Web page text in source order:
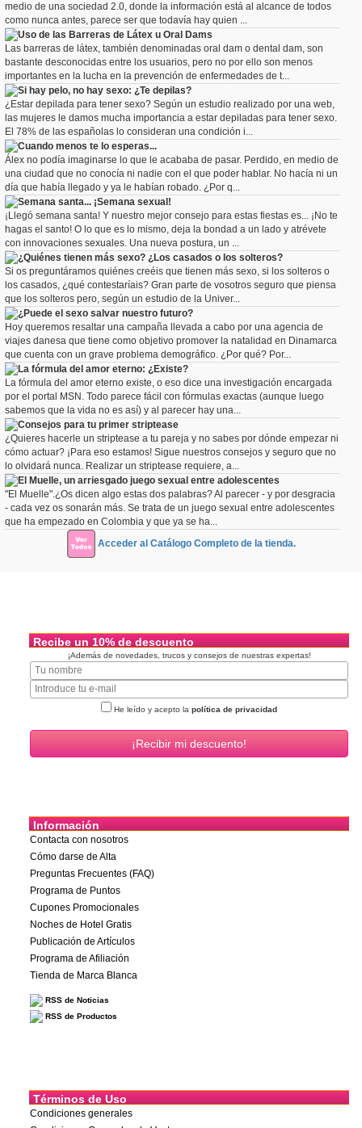
medio de una sociedad 2.0, donde la información está al alcance de todos
como nunca antes, parece ser que todavía hay quien ...
Uso de las Barreras de Látex u Oral Dams
Las barreras de látex, también denominadas oral dam o dental dam, son
bastante desconocidas entre los usuarios, pero no por ello son menos
importantes en la lucha en la prevención de enfermedades de t...
Si hay pelo, no hay sexo: ¿Te depilas?
¿Estar depilada para tener sexo? Según un estudio realizado por una web,
las mujeres le damos mucha importancia a estar depiladas para tener sexo.
El 78% de las españolas lo consideran una condición i...
Cuando menos te lo esperas...
Álex no podía imaginarse lo que le acababa de pasar. Perdido, en medio de
una ciudad que no conocía ni nadie con el que poder hablar. No hacía ni un
día que había llegado y ya le habían robado. ¿Por q...
Semana santa... ¡Semana sexual!
¡Llegó semana santa! Y nuestro mejor consejo para estas fiestas es... ¡No te
hagas el santo! O lo que es lo mismo, deja la bondad a un lado y atrévete
con innovaciones sexuales. Una nueva postura, un ...
¿Quiénes tienen más sexo? ¿Los casados o los solteros?
Si os preguntáramos quiénes creéis que tienen más sexo, si los solteros o
los casados, ¿qué contestaríais? Gran parte de vosotros seguro que piensa
que los solteros pero, según un estudio de la Univer...
¿Puede el sexo salvar nuestro futuro?
Hoy queremos resaltar una campaña llevada a cabo por una agencia de
viajes danesa que tiene como objetivo promover la natalidad en Dinamarca
que cuenta con un grave problema demográfico. ¿Por qué? Por...
La fórmula del amor eterno: ¿Existe?
La fórmula del amor eterno existe, o eso dice una investigación encargada
por el portal MSN. Todo parece fácil con fórmulas exactas (aunque luego
sabemos que la vida no es así) y al parecer hay una...
Consejos para tu primer striptease
¿Quieres hacerle un striptease a tu pareja y no sabes por dónde empezar ni
cómo actuar? ¡Para eso estamos! Sigue nuestros consejos y seguro que no
lo olvidará nunca. Realizar un striptease requiere, a...
El Muelle, un arriesgado juego sexual entre adolescentes
"El Muelle".¿Os dicen algo estas dos palabras? Al parecer - y por desgracia
- cada vez os sonarán más. Se trata de un juego sexual entre adolescentes
que ha empezado en Colombia y que ya se ha...
Acceder al Catálogo Completo de la tienda.
Recibe un 10% de descuento
¡Además de novedades, trucos y consejos de nuestras expertas!
He leído y acepto la política de privacidad
Información
Contacta con nosotros
Cómo darse de Alta
Preguntas Frecuentes (FAQ)
Programa de Puntos
Cupones Promocionales
Noches de Hotel Gratis
Publicación de Artículos
Programa de Afiliación
Tienda de Marca Blanca
RSS de Noticias
RSS de Productos
Términos de Uso
Condiciones generales